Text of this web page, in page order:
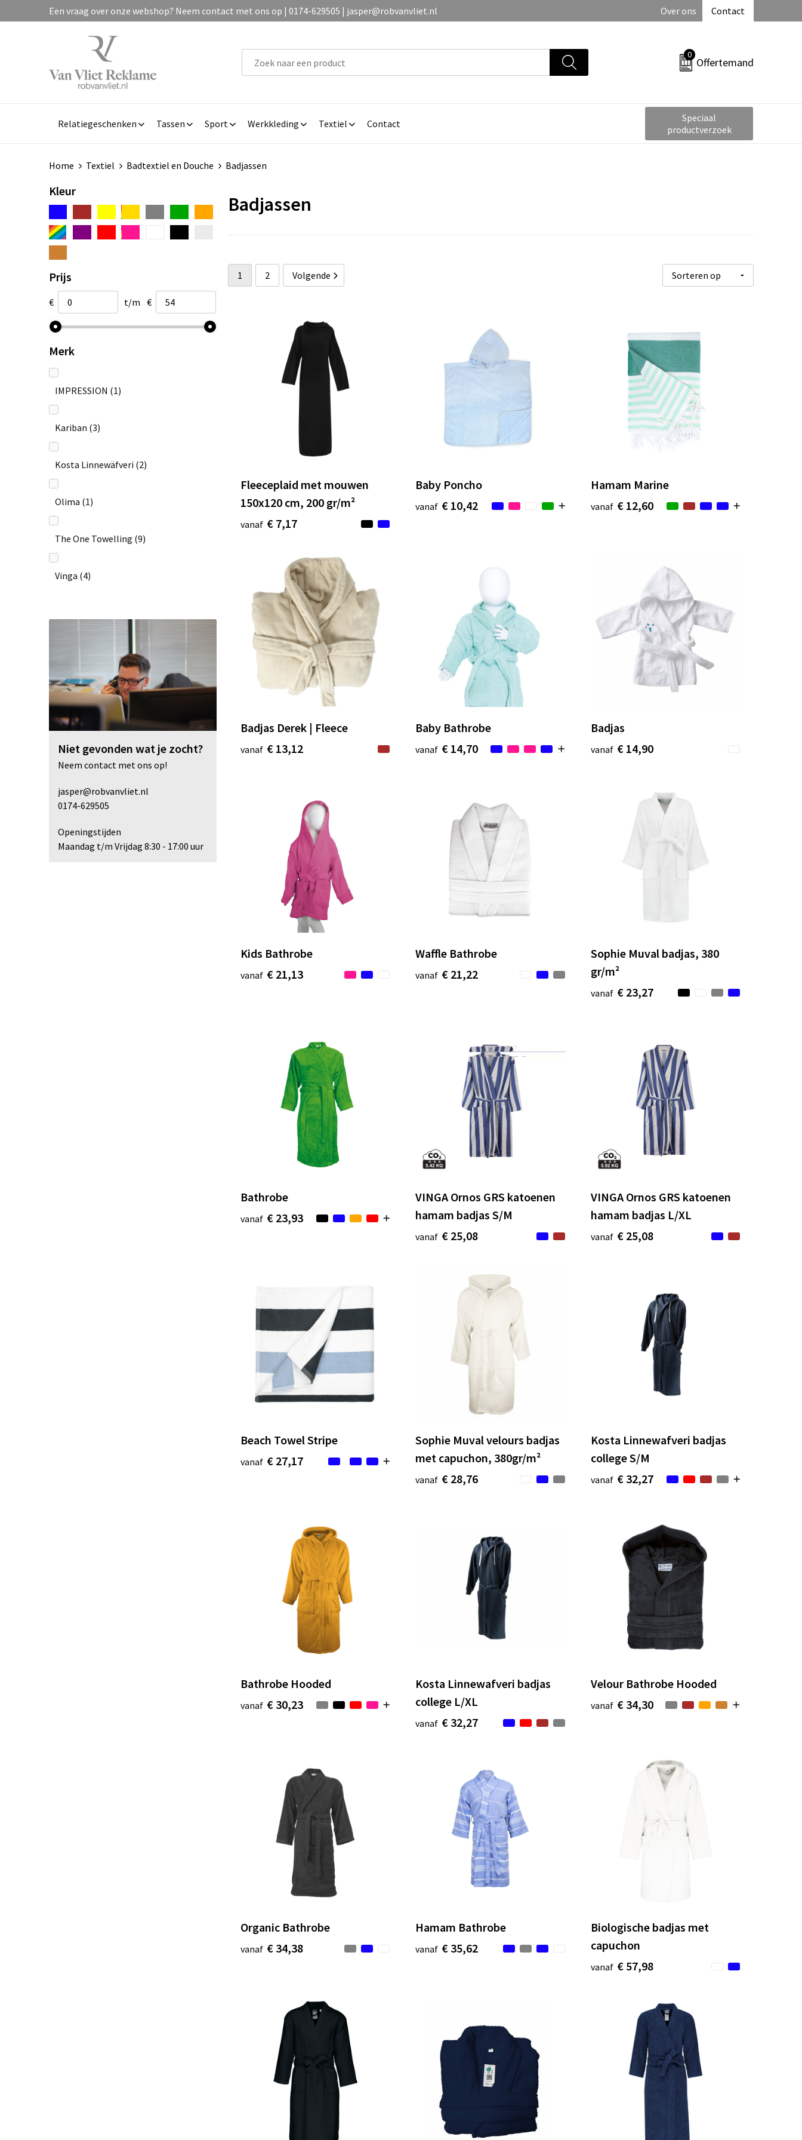
Een vraag over onze webshop? Neem contact met ons op | 0174-629505 | jasper@robvanvliet.nl Over ons Contact
0
Offertemand
Relatiegeschenken Tassen Sport Werkkleding Textiel Contact
Speciaal
productverzoek
Home Textiel Badtextiel en Douche Badjassen
Kleur
Prijs
€ t/m €
Merk
IMPRESSION (1)
Kariban (3)
Kosta Linnewäfveri (2)
Olima (1)
The One Towelling (9)
Vinga (4)
Niet gevonden wat je zocht?
Neem contact met ons op!
jasper@robvanvliet.nl
0174-629505
Openingstijden
Maandag t/m Vrijdag 8:30 - 17:00 uur
Badjassen
1 2 Volgende
Fleeceplaid met mouwen
150x120 cm, 200 gr/m²
vanaf € 7,17
Baby Poncho
vanaf € 10,42
Hamam Marine
vanaf € 12,60
Badjas Derek | Fleece
vanaf € 13,12
Baby Bathrobe
vanaf € 14,70
Badjas
vanaf € 14,90
Kids Bathrobe
vanaf € 21,13
Waffle Bathrobe
vanaf € 21,22
Sophie Muval badjas, 380
gr/m²
vanaf € 23,27
Bathrobe
vanaf € 23,93
VINGA Ornos GRS katoenen
hamam badjas S/M
vanaf € 25,08
VINGA Ornos GRS katoenen
hamam badjas L/XL
vanaf € 25,08
Beach Towel Stripe
vanaf € 27,17
Sophie Muval velours badjas
met capuchon, 380gr/m²
vanaf € 28,76
Kosta Linnewafveri badjas
college S/M
vanaf € 32,27
Bathrobe Hooded
vanaf € 30,23
Kosta Linnewafveri badjas
college L/XL
vanaf € 32,27
Velour Bathrobe Hooded
vanaf € 34,30
Organic Bathrobe
vanaf € 34,38
Hamam Bathrobe
vanaf € 35,62
Biologische badjas met
capuchon
vanaf € 57,98